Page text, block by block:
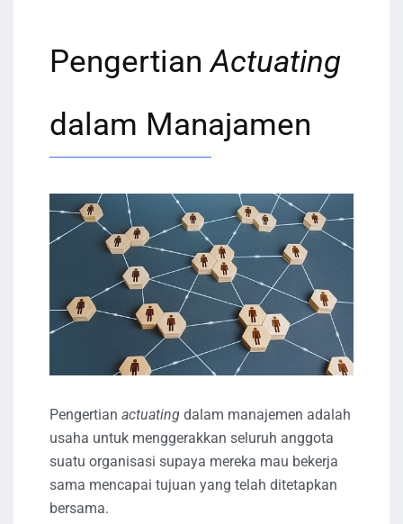
PengertianActuating
dalam Manajamen
Pengertian actuating dalam manajemen adalah
usaha untuk menggerakkan seluruh anggota
suatu organisasi supaya mereka mau bekerja
sama mencapai tujuan yang telah ditetapkan
bersama.